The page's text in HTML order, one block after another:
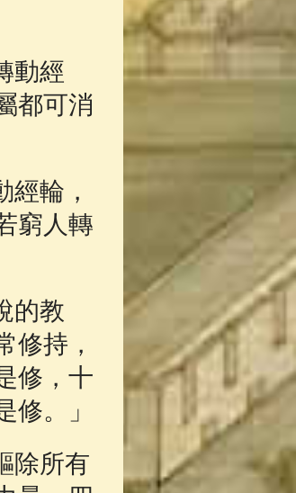
動經
都可消
輪，
窮人轉
的教
修持，
修，十
。」
除所有